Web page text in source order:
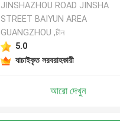
JINSHAZHOU ROAD JINSHA
STREET BAIYUN AREA
GUANGZHOU ,চীন
5.0
যাচাইকৃত সরবরাহকারী
আরো দেখুন